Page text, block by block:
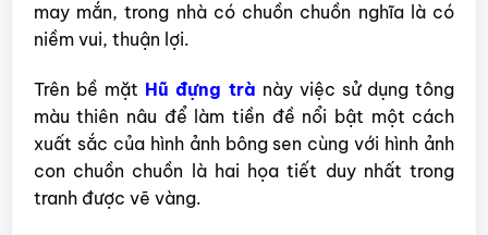
may mắn, trong nhà có chuồn chuồn nghĩa là có
niềm vui, thuận lợi.
Trên bề mặt Hũ đựng trà này việc sử dụng tông
màu thiên nâu để làm tiền đề nổi bật một cách
xuất sắc của hình ảnh bông sen cùng với hình ảnh
con chuồn chuồn là hai họa tiết duy nhất trong
tranh được vẽ vàng.